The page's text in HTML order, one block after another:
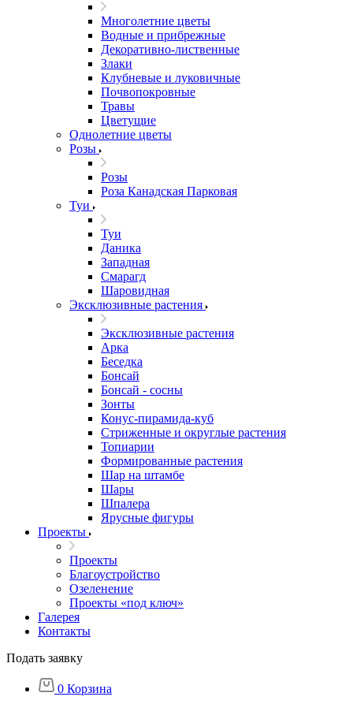
Многолетние цветы
Водные и прибрежные
Декоративно-лиственные
Злаки
Клубневые и луковичные
Почвопокровные
Травы
Цветущие
Однолетние цветы
Розы
Розы
Роза Канадская Парковая
Туи
Туи
Даника
Западная
Смарагд
Шаровидная
Эксклюзивные растения
Эксклюзивные растения
Арка
Беседка
Бонсай
Бонсай - сосны
Зонты
Конус-пирамида-куб
Стриженные и округлые растения
Топиарии
Формированные растения
Шар на штамбе
Шары
Шпалера
Ярусные фигуры
Проекты
Проекты
Благоустройство
Озеленение
Проекты «под ключ»
Галерея
Контакты
Подать заявку
0 Корзина